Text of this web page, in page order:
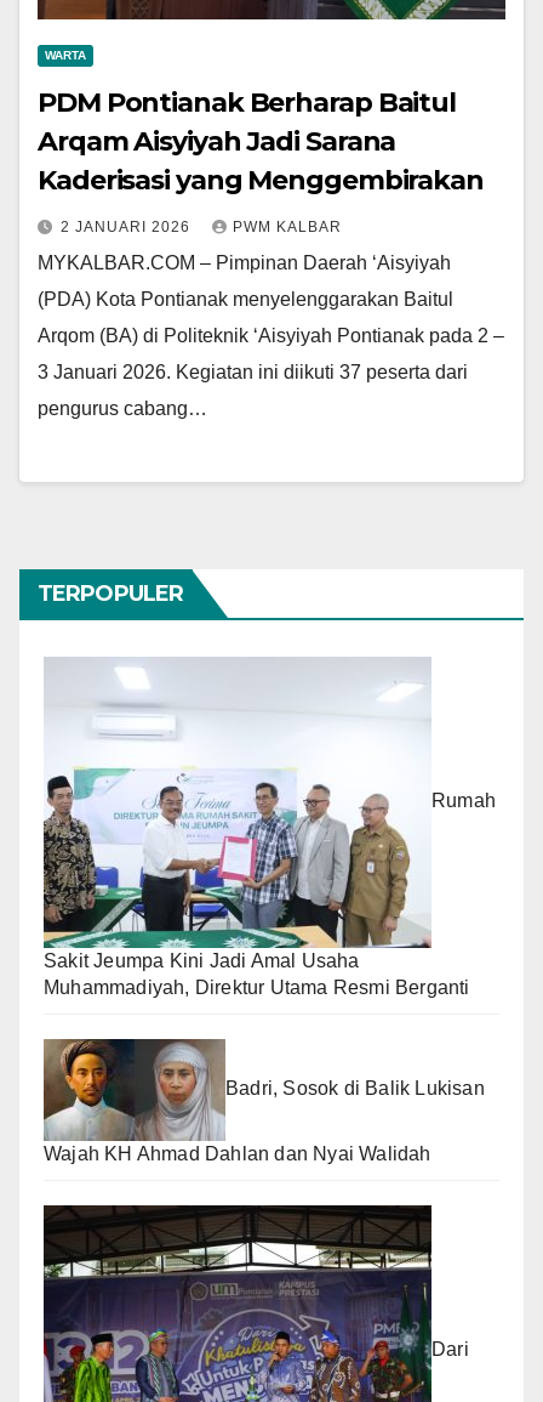
WARTA
PDM Pontianak Berharap Baitul
Arqam Aisyiyah Jadi Sarana
Kaderisasi yang Menggembirakan
2 JANUARI 2026 PWM KALBAR
MYKALBAR.COM – Pimpinan Daerah ‘Aisyiyah
(PDA) Kota Pontianak menyelenggarakan Baitul
Arqom (BA) di Politeknik ‘Aisyiyah Pontianak pada 2 –
3 Januari 2026. Kegiatan ini diikuti 37 peserta dari
pengurus cabang…
TERPOPULER
Rumah
Sakit Jeumpa Kini Jadi Amal Usaha
Muhammadiyah, Direktur Utama Resmi Berganti
Badri, Sosok di Balik Lukisan
Wajah KH Ahmad Dahlan dan Nyai Walidah
Dari